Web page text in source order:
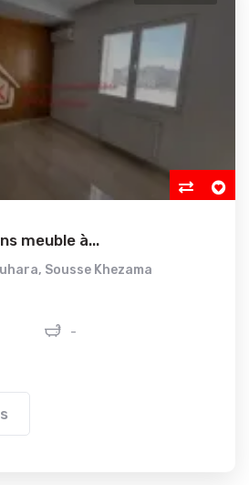
meuble à...
, Sousse Khezama
-